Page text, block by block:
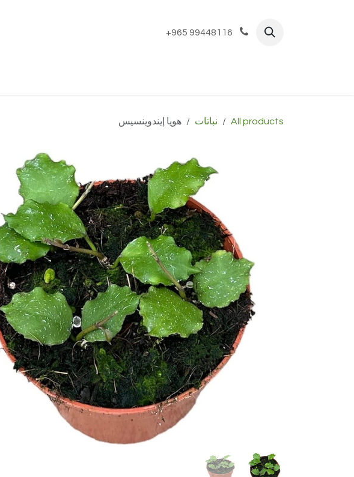
+965 99448116
All products نباتات هويا إيندوينسيس